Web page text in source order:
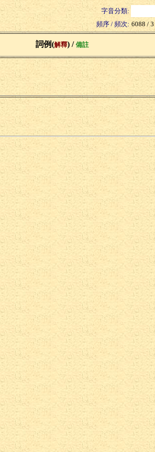
字音分類:
頻序 / 頻次: 6088 / 3
詞例(解釋) / 備註